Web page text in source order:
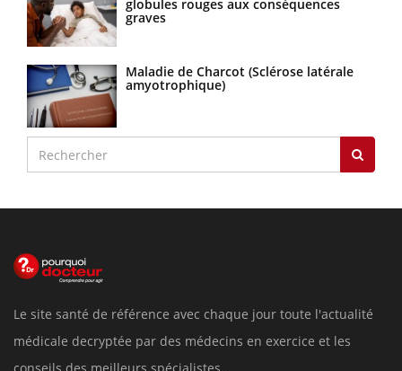
globules rouges aux conséquences
graves
Maladie de Charcot (Sclérose latérale
amyotrophique)
Le site santé de référence avec chaque jour toute l'actualité
médicale decryptée par des médecins en exercice et les